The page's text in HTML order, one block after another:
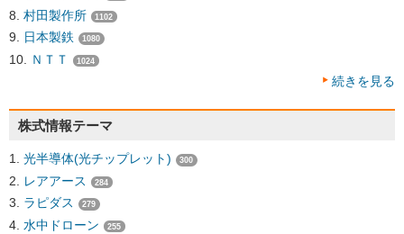
村田製作所 1102
日本製鉄 1080
ＮＴＴ 1024
続きを見る
株式情報テーマ
光半導体(光チップレット) 300
レアアース 284
ラピダス 279
水中ドローン 255